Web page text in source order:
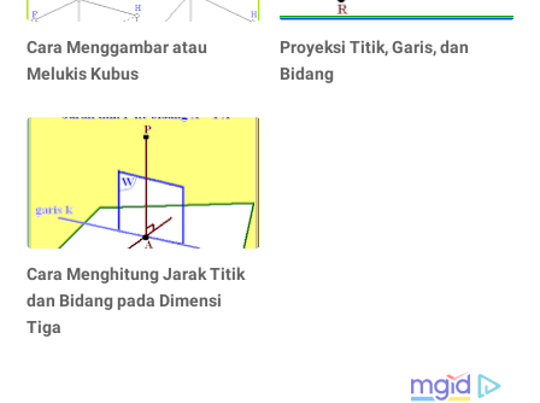
Cara Menggambar atau
Melukis Kubus
Proyeksi Titik, Garis, dan
Bidang
Cara Menghitung Jarak Titik
dan Bidang pada Dimensi
Tiga